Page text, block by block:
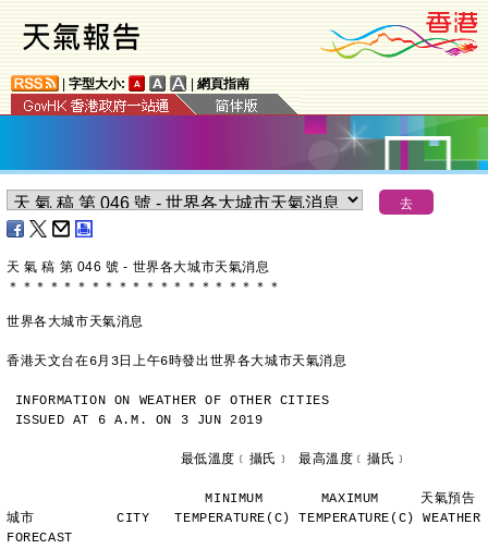
字型大小: 網頁指南
天 氣 稿 第 046 號 - 世界各大城市天氣消息
＊ ＊ ＊ ＊ ＊ ＊ ＊ ＊ ＊ ＊ ＊ ＊ ＊ ＊ ＊ ＊ ＊ ＊ ＊ ＊
世界各大城市天氣消息
香港天文台在6月3日上午6時發出世界各大城市天氣消息
INFORMATION ON WEATHER OF OTHER CITIES
ISSUED AT 6 A.M. ON 3 JUN 2019
                     最低溫度﹝攝氏﹞ 最高溫度﹝攝氏﹞
                        MINIMUM       MAXIMUM     天氣預告
城市          CITY   TEMPERATURE(C) TEMPERATURE(C) WEATHER
FORECAST